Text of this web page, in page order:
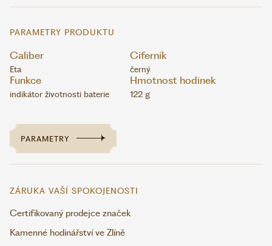
PARAMETRY PRODUKTU
Caliber
Eta
Ciferník
černý
Funkce
indikátor životnosti baterie
Hmotnost hodinek
122 g
PARAMETRY
ZÁRUKA VAŠÍ SPOKOJENOSTI
Certifikovaný prodejce značek
Kamenné hodinářství ve Zlíně